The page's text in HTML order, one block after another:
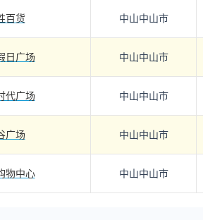
百货 中山中山市
日广场 中山中山市
代广场 中山中山市
广场 中山中山市
物中心 中山中山市